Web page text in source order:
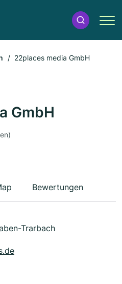
22places media GmbH
GmbH
Bewertungen
Trarbach